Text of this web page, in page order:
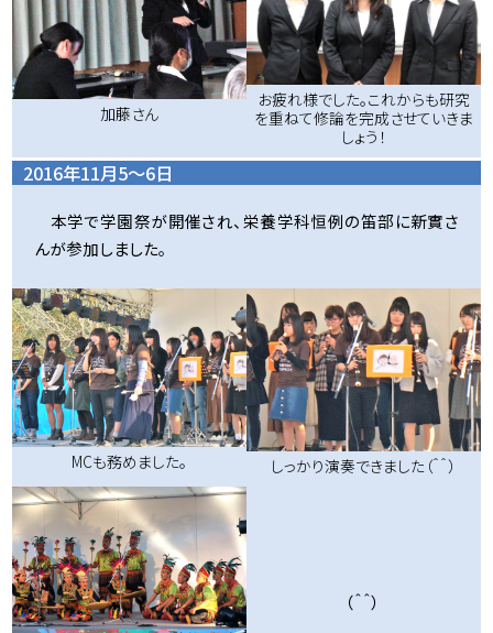
加藤さん
お疲れ様でした。これからも研究
を重ねて修論を完成させていきま
しょう！
2016年11月5～6日
本学で学園祭が開催され、栄養学科恒例の笛部に新實さ
んが参加しました。
MCも務めました。 しっかり演奏できました（＾＾）
（＾＾）